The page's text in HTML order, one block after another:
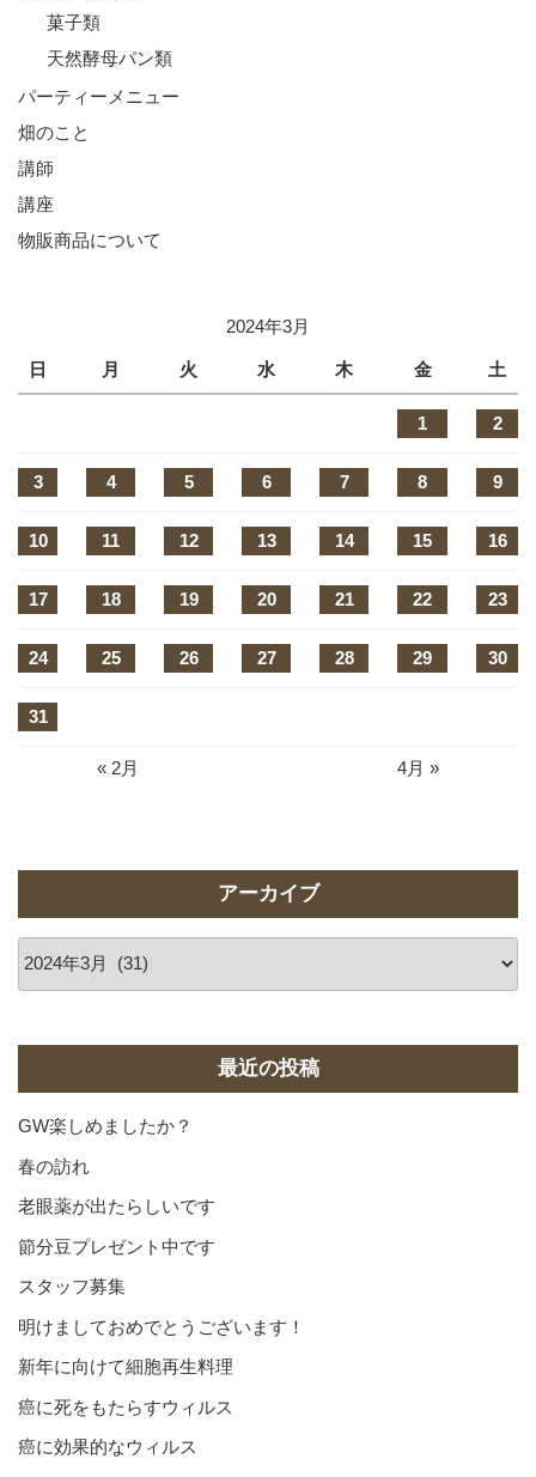
菓子類
天然酵母パン類
パーティーメニュー
畑のこと
講師
講座
物販商品について
2024年3月
日 月 火 水 木 金 土
1 2
3 4 5 6 7 8 9
10 11 12 13 14 15 16
17 18 19 20 21 22 23
24 25 26 27 28 29 30
31
« 2月 4月 »
アーカイブ
最近の投稿
GW楽しめましたか？
春の訪れ
老眼薬が出たらしいです
節分豆プレゼント中です
スタッフ募集
明けましておめでとうございます！
新年に向けて細胞再生料理
癌に死をもたらすウィルス
癌に効果的なウィルス